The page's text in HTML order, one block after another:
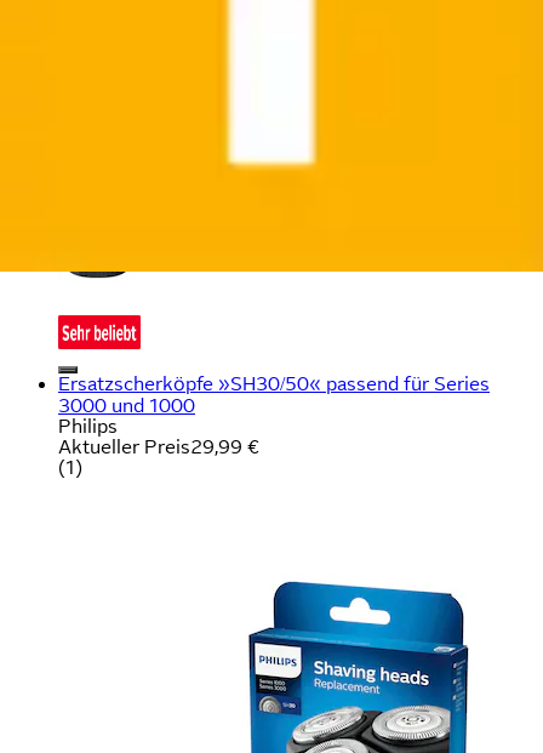
Ersatzscherköpfe »SH30/50« passend für Series
3000 und 1000
Philips
Aktueller Preis29,99 €
(1)